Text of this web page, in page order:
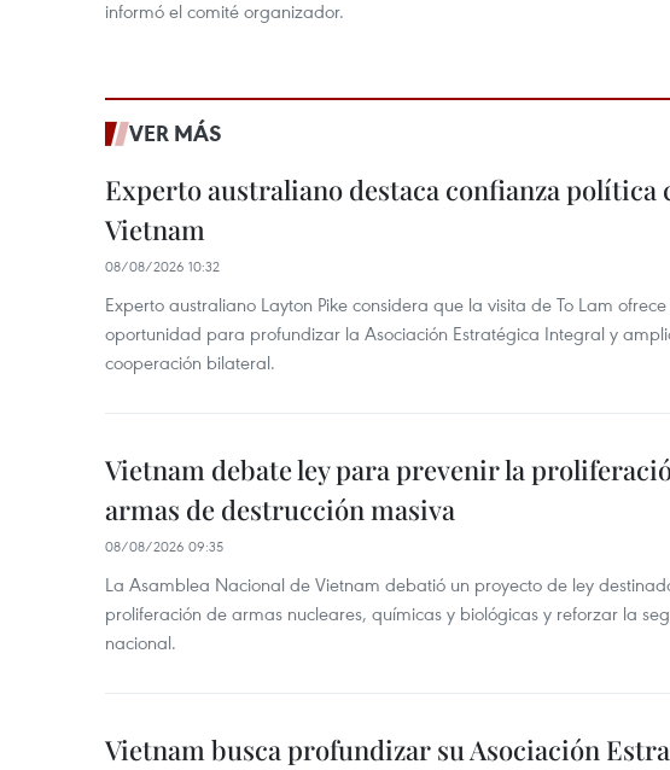
informó el comité organizador.
VER MÁS
Experto australiano destaca confianza política
Vietnam
08/08/2026 10:32
Experto australiano Layton Pike considera que la visita de To Lam
oportunidad para profundizar la Asociación Estratégica Integral y
cooperación bilateral.
Vietnam debate ley para prevenir la
armas de destrucción masiva
08/08/2026 09:35
La Asamblea Nacional de Vietnam debatió un proyecto de ley
proliferación de armas nucleares, químicas y biológicas y reforzar la
nacional.
Vietnam busca profundizar su Asociación